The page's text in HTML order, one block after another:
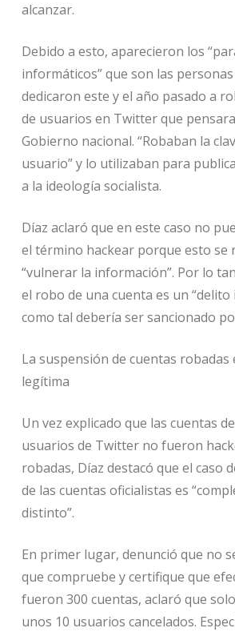
alcanzar.
Debido a esto, aparecieron los
informáticos” que son las
dedicaron este y el año pasado a
de usuarios en Twitter que
Gobierno nacional. “Robaban la
usuario” y lo utilizaban para
a la ideología socialista.
Díaz aclaró que en este caso no
el término hackear porque esto se
“vulnerar la información”. Por lo
el robo de una cuenta es un
como tal debería ser sancionado
La suspensión de cuentas
legítima
Un vez explicado que las cuentas
usuarios de Twitter no fueron
robadas, Díaz destacó que el caso
de las cuentas oficialistas es
distinto”.
En primer lugar, denunció que no
que compruebe y certifique que
fueron 300 cuentas, aclaró que
unos 10 usuarios cancelados.